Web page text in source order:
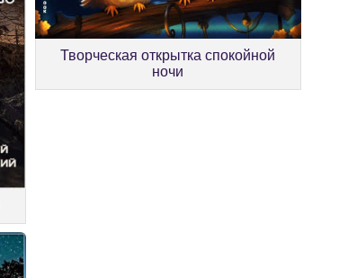
Творческая открытка спокойной
ночи